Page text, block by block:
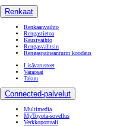
Renkaat
Renkaanvaihto
Rengastietoa
Kausivaihto
Rengasvalitsin
Rengaspaineanturin koodaus
Lisävarusteet
Varaosat
Takuu
Connected-palvelut
Multimedia
MyToyota-sovellus
Verkkoportaali